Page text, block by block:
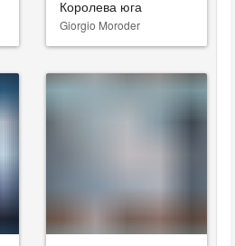
Королева юга
Giorgio Moroder